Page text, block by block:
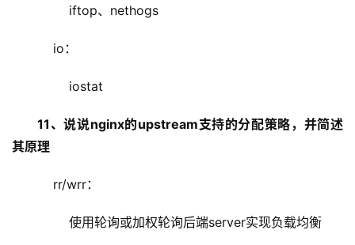
iftop、nethogs
io：
iostat
11、说说nginx的upstream支持的分配策略，并简述
其原理
rr/wrr：
使用轮询或加权轮询后端server实现负载均衡